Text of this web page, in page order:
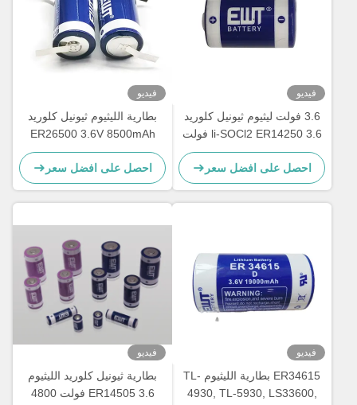
فيديو
3.6 فولت ليثيوم ثيونيل كلوريد
li-SOCl2 ER14250 3.6 فولت
1200mAh 1/2AA TL-4902,
TLL-5902, LS14250, XL-
050F, SB-AA02, PT-2150
احصل على افضل سعر
فيديو
بطارية الليثيوم ثيونيل كلوريد
ER26500 3.6V 8500mAh
بطارية الليثيوم LSH14
احصل على افضل سعر
فيديو
ER34615 بطارية الليثيوم TL-
4930, TL-5930, LS33600,
فيديو
بطارية ثيونيل كلوريد الليثيوم
ER14505 3.6 فولت 4800